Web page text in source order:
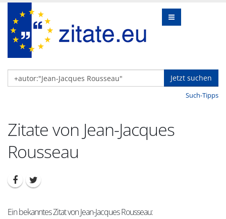
Jetzt suchen
Such-Tipps
Zitate von Jean-Jacques
Rousseau
Ein bekanntes Zitat von Jean-Jacques Rousseau: